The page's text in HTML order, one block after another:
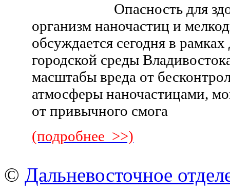
Опасность для
организм наночастиц и
обсуждается сегодня в
городской среды
масштабы вреда от
атмосферы наночастицами,
от привычного смога
(подробнее >>)
© Дальневосточное